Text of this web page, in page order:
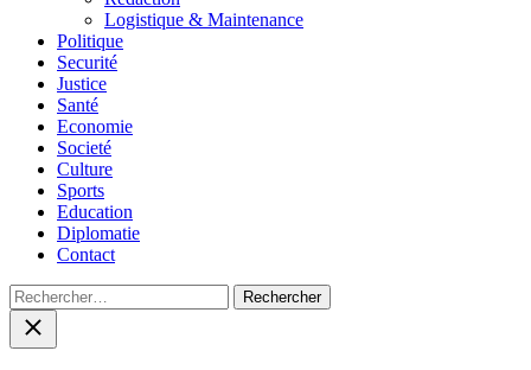
Logistique & Maintenance
Politique
Securité
Justice
Santé
Economie
Societé
Culture
Sports
Education
Diplomatie
Contact
Rechercher :
Close
search